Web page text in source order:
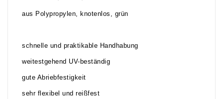
aus Polypropylen, knotenlos, grün
schnelle und praktikable Handhabung
weitestgehend UV-beständig
gute Abriebfestigkeit
sehr flexibel und reißfest